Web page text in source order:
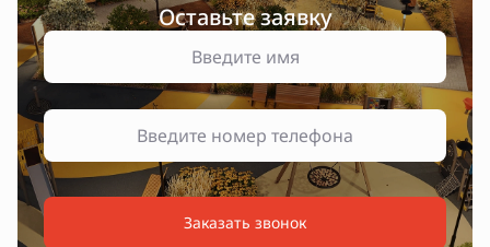
Оставьте заявку
Заказать звонок